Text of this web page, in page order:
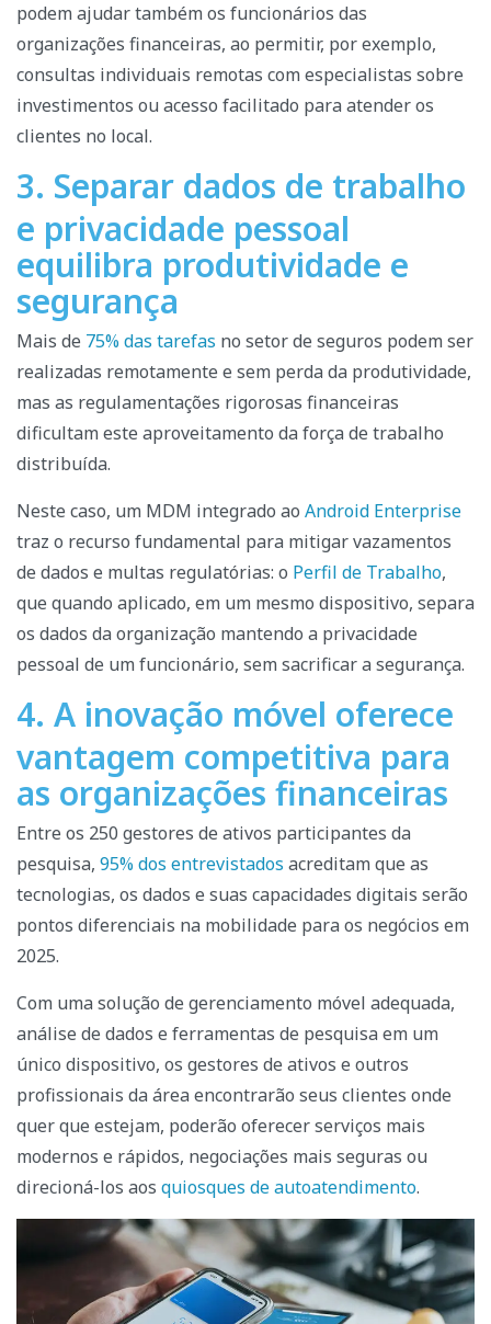
podem ajudar também os funcionários das
organizações financeiras, ao permitir, por exemplo,
consultas individuais remotas com especialistas sobre
investimentos ou acesso facilitado para atender os
clientes no local.
3. Separar dados de trabalho
e privacidade pessoal
equilibra produtividade e
segurança
Mais de 75% das tarefas no setor de seguros podem ser
realizadas remotamente e sem perda da produtividade,
mas as regulamentações rigorosas financeiras
dificultam este aproveitamento da força de trabalho
distribuída.
Neste caso, um MDM integrado ao Android Enterprise
traz o recurso fundamental para mitigar vazamentos
de dados e multas regulatórias: o Perfil de Trabalho,
que quando aplicado, em um mesmo dispositivo, separa
os dados da organização mantendo a privacidade
pessoal de um funcionário, sem sacrificar a segurança.
4. A inovação móvel oferece
vantagem competitiva para
as organizações financeiras
Entre os 250 gestores de ativos participantes da
pesquisa, 95% dos entrevistados acreditam que as
tecnologias, os dados e suas capacidades digitais serão
pontos diferenciais na mobilidade para os negócios em
2025.
Com uma solução de gerenciamento móvel adequada,
análise de dados e ferramentas de pesquisa em um
único dispositivo, os gestores de ativos e outros
profissionais da área encontrarão seus clientes onde
quer que estejam, poderão oferecer serviços mais
modernos e rápidos, negociações mais seguras ou
direcioná-los aos quiosques de autoatendimento.